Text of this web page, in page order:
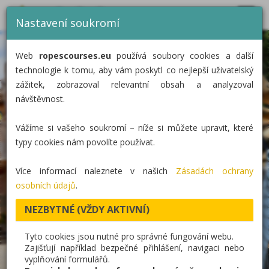
KATEGORIE
KONTAKT
Nastavení soukromí
Web ropescourses.eupoužívá soubory cookies a další
technologie k tomu, aby vám poskytl co nejlepší uživatelský
zážitek, zobrazoval relevantní obsah a analyzoval
návštěvnost.
Vážíme si vašeho soukromí – níže si můžete upravit, které
typy cookies nám povolíte používat.
Více informací naleznete v našich Zásadách ochrany
osobních údajů.
NEZBYTNÉ (VŽDY AKTIVNÍ)
Tyto cookies jsou nutné pro správné fungování webu.
Zajišťují například bezpečné přihlášení, navigaci nebo
vyplňování formulářů.